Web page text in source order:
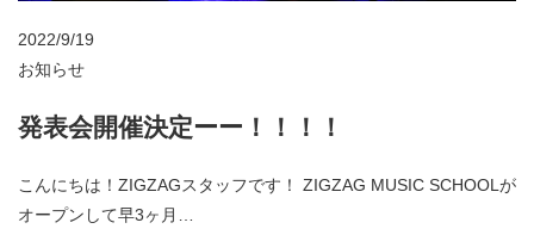
2022/9/19
お知らせ
発表会開催決定ーー！！！！
こんにちは！ZIGZAGスタッフです！ ZIGZAG MUSIC SCHOOLが
オープンして早3ヶ月…